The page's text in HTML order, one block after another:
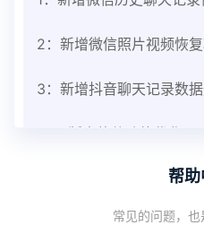
2：新增微信照片视频恢
3：新增抖音聊天记录数
1：优化监控终端从当前
帮
常见的问题，